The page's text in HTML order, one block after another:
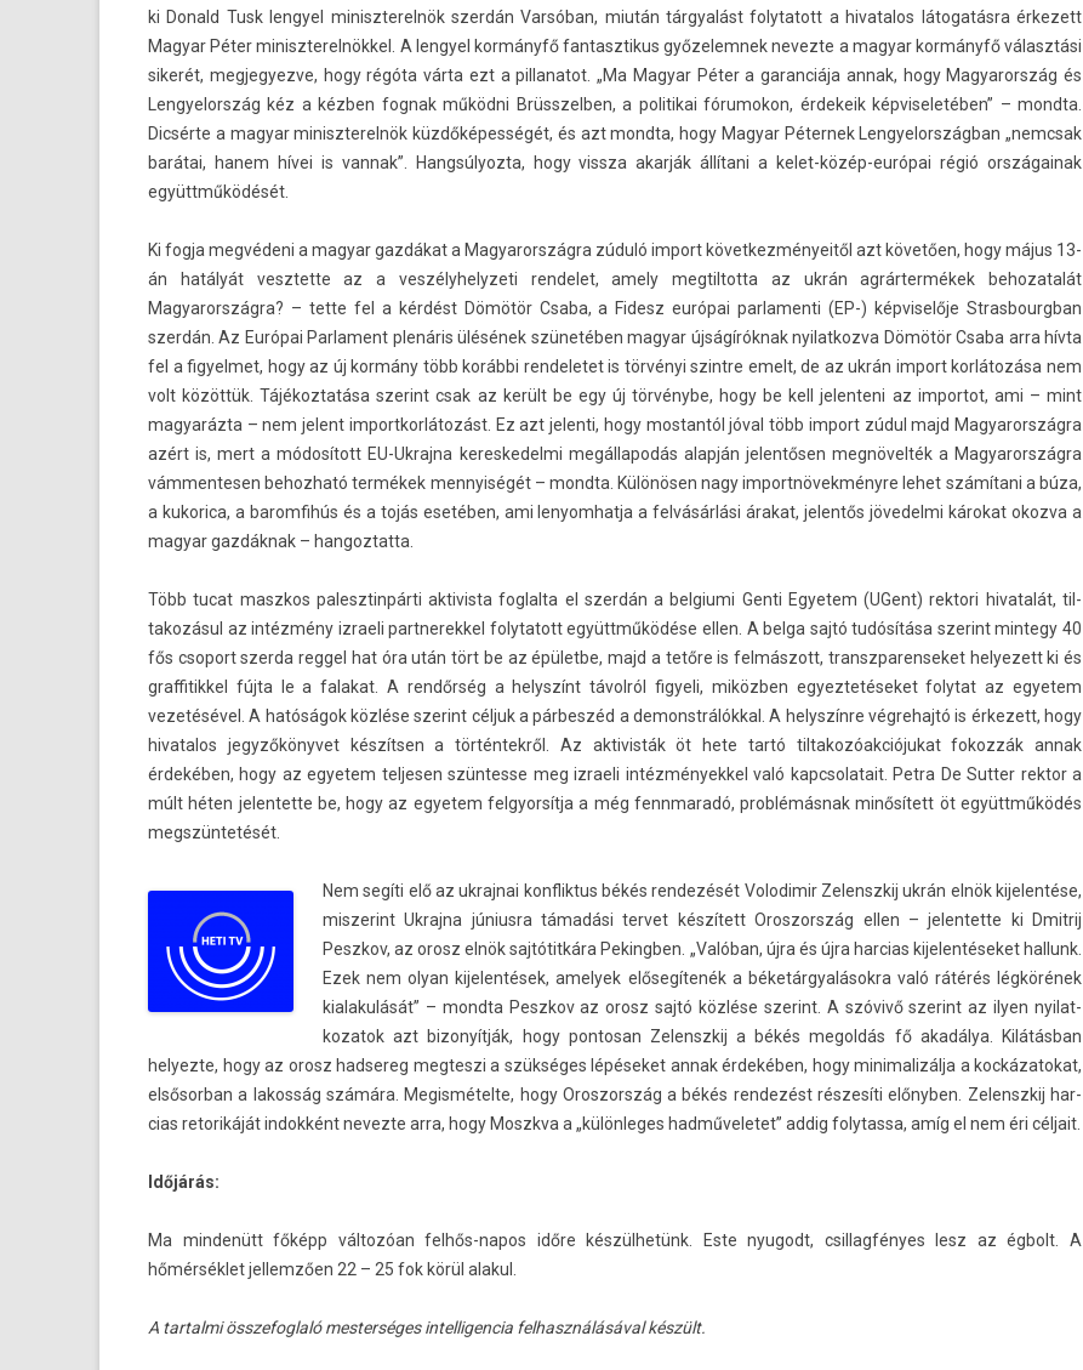
ki Donald Tusk len­gyel miniszterel­nök szerdán Varsóban, miután tárgyalást folytatott a hivatalos látogatásra érkezett
Magyar Péter miniszterel­nökkel. A len­gyel kormányfő fan­tasztikus győzelem­nek nevez­te a magyar kormányfő választási
sikerét, meg­jegyez­ve, hogy régóta várta ezt a pil­lanatot. „Ma Magyar Péter a garan­ciája annak, hogy Magyarország és
Len­gyelország kéz a kézben fog­nak működni Brüsszelb­en, a politikai fórumokon, érdekeik kép­viseletéb­en” – mondta.
Dicsérte a magyar miniszterel­nök küzdőképességét, és azt mondta, hogy Magyar Péter­nek Len­gyelország­ban „nemcsak
barátai, hanem hívei is van­nak”. Han­gsúlyoz­ta, hogy vissza akarják állítani a kelet-közép-európai régió országainak
együttműködését.
Ki fogja megvédeni a magyar gazdákat a Magyarország­ra zúduló im­port követ­kezményeitől azt követően, hogy május 13-
án hatályát vesztet­te az a ves­zélyhelyzeti re­ndelet, amely meg­tiltot­ta az ukrán agrártermékek be­hozatalát
Magyarország­ra? – tette fel a kérdést Dömötör Csaba, a Fidesz európai par­lamen­ti (EP-) kép­viselője Stras­bourgban
szerdán. Az Európai Par­la­ment plenáris ülésének szünetében magyar újságíróknak nyilat­kozva Dömötör Csaba arra hívta
fel a figyel­met, hogy az új kormány több korábbi re­ndeletet is törvényi szintre emelt, de az ukrán im­port korlátozása nem
volt közöttük. Tájékoz­tatása szerint csak az került be egy új törvénybe, hogy be kell jelen­teni az im­por­tot, ami – mint
magyaráz­ta – nem jelent im­portkor­látozást. Ez azt jelen­ti, hogy mos­tantól jóval több im­port zúdul majd Magyarország­ra
azért is, mert a módosított EU-Ukrajna keres­kedel­mi megál­lapodás alapján jelen­tős­en megnövelték a Magyarország­ra
vám­mentes­en be­hoz­ható termékek men­nyiségét – mondta. Különösen nagy im­portnövek­ményre lehet számítani a búza,
a kukorica, a barom­fihús és a tojás esetében, ami lenyom­hatja a felvásárlási árakat, jelen­tős jövedel­mi károkat okoz­va a
magyar gazdáknak – han­goz­tatta.
Több tucat maszkos palesztin­párti ak­tivis­ta fog­lalta el szerdán a be­lgiumi Genti Egyetem (UGent) re­ktori hivatalát, til­
takozásul az intézmény iz­raeli partnerek­kel folytatott együttműködése ellen. A belga sajtó tudósítása szerint min­tegy 40
fős csoport szer­da re­ggel hat óra után tört be az épületbe, majd a tetőre is felmászott, trans­zparen­seket helyezett ki és
graf­fitik­kel fújta le a falakat. A rendőrség a helys­zínt távolról figyeli, miközben egyez­tetéseket folytat az egyetem
vezetésével. A hatóságok közlése szerint céljuk a párbeszéd a de­monstrálókk­al. A helys­zínre vég­rehajtó is érkezett, hogy
hivatalos jegyzőkönyvet készítsen a történtekről. Az ak­tivis­ták öt hete tartó til­takozóak­ciójukat fokoz­zák annak
érdekében, hogy az egyetem tel­jes­en szün­tesse meg iz­raeli in­téz­mények­kel való kapcsolatait. Petra De Sutt­er re­ktor a
múlt héten jelen­tette be, hogy az egyetem fel­gyor­sítja a még fennmaradó, problémásnak minősített öt együttműködés
megszüntetését.
Nem segíti elő az uk­rajnai konflik­tus békés re­ndezését Volodimir Zelenszkij ukrán elnök kijelen­tése,
mis­zerint Uk­rajna június­ra támadási ter­vet készített Oros­zország ellen – jelen­tette ki Dmit­rij
Peszkov, az orosz elnök sajtótitkára Pekingb­en. „Valóban, újra és újra har­cias kijelen­téseket hal­lunk.
Ezek nem olyan kijelen­tések, amelyek elősegítenék a béketárgyalásokra való rátérés légkörének
kialakulását” – mondta Peszkov az orosz sajtó közlése szerint. A szóvivő szerint az ilyen nyilat­
kozatok azt bi­zonyít­ják, hogy pon­tosan Zelenszkij a békés megol­dás fő akadálya. Kilátásban
helyez­te, hogy az orosz had­sereg meg­teszi a szükséges lépéseket annak érdekében, hogy minimalizál­ja a koc­kázatokat,
el­sősor­ban a lakos­ság számára. Megis­métel­te, hogy Oros­zország a békés re­ndezést részesíti előnyben. Zelenszkij har­
cias re­torikáját in­dok­ként nevez­te arra, hogy Moszkva a „külön­leges had­műveletet” addig folytas­sa, amíg el nem éri céljait.
Időjárás:
Ma min­denütt főképp változóan felhős-napos időre készülhetünk. Este nyugodt, csil­lagfényes lesz az égbolt. A
hőmérséklet jel­lemző­en 22 – 25 fok körül al­akul.
A tar­talmi összefogl­aló mes­terséges in­tel­ligen­cia fel­használásáv­al készült.